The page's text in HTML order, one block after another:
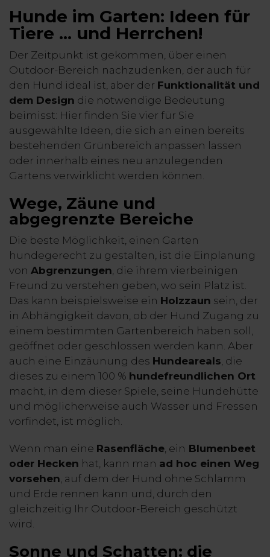
Hunde im Garten: Ideen für
Tiere ... und Herrchen!
Der Zeitpunkt ist gekommen, über einen
Outdoor-Bereich nachzudenken, der auch für
den Hund ideal ist, aber der Funktionalität und
dem Design die notwendige Bedeutung
beimisst: Hier finden Sie vier für Sie
ausgewählte Ideen, die sich an einen bereits
bestehenden Grünbereich anpassen lassen
oder innerhalb eines neu anzulegenden
Gartens verwirklicht werden können.
Wege, Zäune und
abgegrenzte Bereiche
Die beste Möglichkeit, einen Garten
hundegerecht zu gestalten, ist die Einplanung
von Abgrenzungen , die ihrem vierbeinigen
Freund zu verstehen geben, wo sein Platz ist.
Das kann beispielsweise ein Holzzaun sein, der
in Abhängigkeit davon, ob der Hund Zugang zu
einem bestimmten Gartenbereich haben soll,
geöffnet oder geschlossen werden kann. Aber
auch eine Einzäunung des Hundeareals , die
dieses zu einem 100 % hundefreundlichen Ort
macht, in dem dieser Spiele, seine Hundehütte
und möglicherweise auch Wasser und Fressen
vorfindet, ist möglich.
Wenn man eine Rasenfläche , ein Blumenbeet
oder Hecken hat, kann man ad hoc einen Weg
vorsehen , auf dem der Hund ohne Schlamm
und Erde rennen kann und, durch den
gleichzeitig Ihr Outdoor-Bereich geschützt
wird.
Sonne und Schatten: die